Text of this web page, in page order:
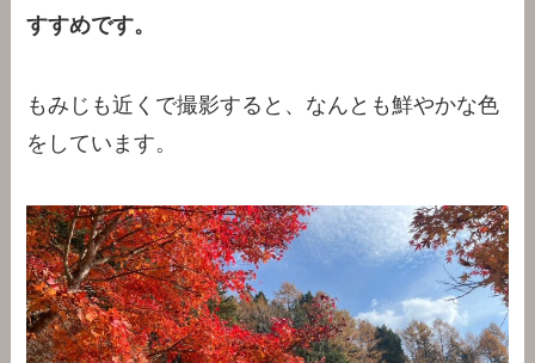
すすめです。
もみじも近くで撮影すると、なんとも鮮やかな色
をしています。